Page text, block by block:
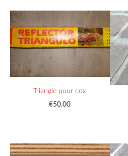
Triangle pour cox
€50.00